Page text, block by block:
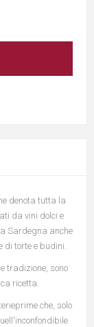
denota tutta la
da vini dolci e
Sardegna anche
di torte e budini.
tradizione, sono
ricetta.
che, solo